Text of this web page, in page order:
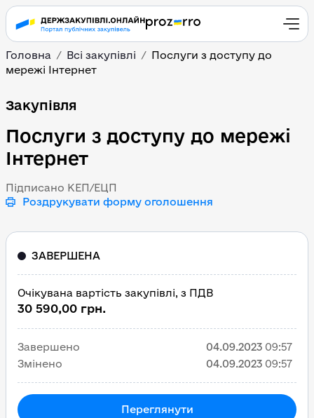
Головна Всі закупівлі
Послуги з доступу до
мережі Інтернет
Послуги з доступу до
Закупівля
Послуги з доступу до мережі
Інтернет
Підписано КЕП/ЕЦП
Роздрукувати форму оголошення
ЗАВЕРШЕНА
Очікувана вартість закупівлі, з ПДВ
30 590,00 грн.
Завершено 04.09.2023 09:57
Змінено
04.09.2023 09:57
Переглянути